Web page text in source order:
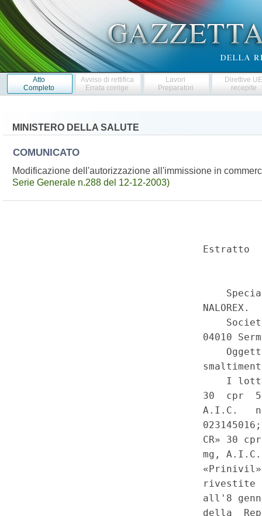
Atto
Completo
Avviso di rettifica
Errata corrige
Lavori
Preparatori
Direttive
recepite
MINISTERO DELLA SALUTE
COMUNICATO
Modificazione dell'autorizzazione all'immissione in
Serie Generale n.288 del 12-12-2003)